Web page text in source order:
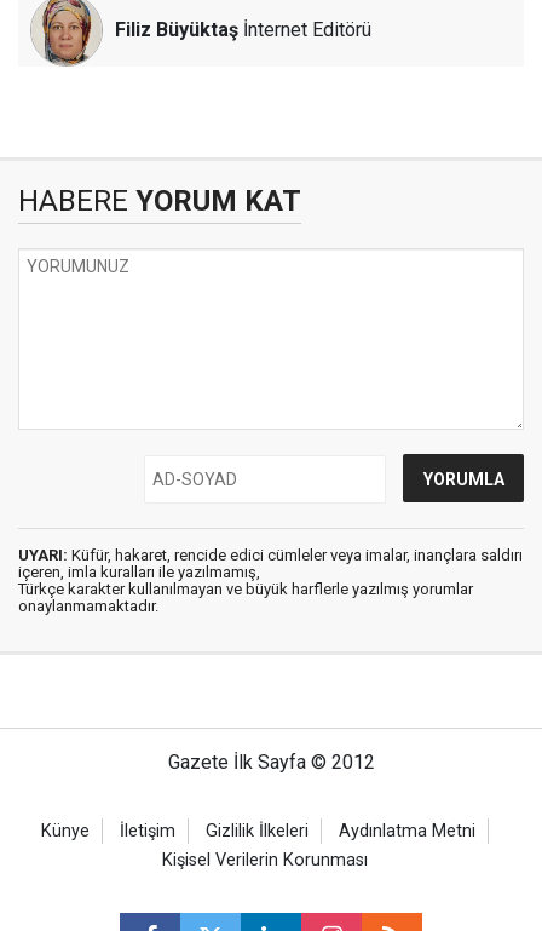
Filiz Büyüktaş İnternet Editörü
HABERE YORUM KAT
UYARI: Küfür, hakaret, rencide edici cümleler veya imalar, inançlara saldırı
içeren, imla kuralları ile yazılmamış,
Türkçe karakter kullanılmayan ve büyük harflerle yazılmış yorumlar
onaylanmamaktadır.
Gazete İlk Sayfa © 2012
Künye İletişim Gizlilik İlkeleri
Aydınlatma Metni
Kişisel Verilerin Korunması